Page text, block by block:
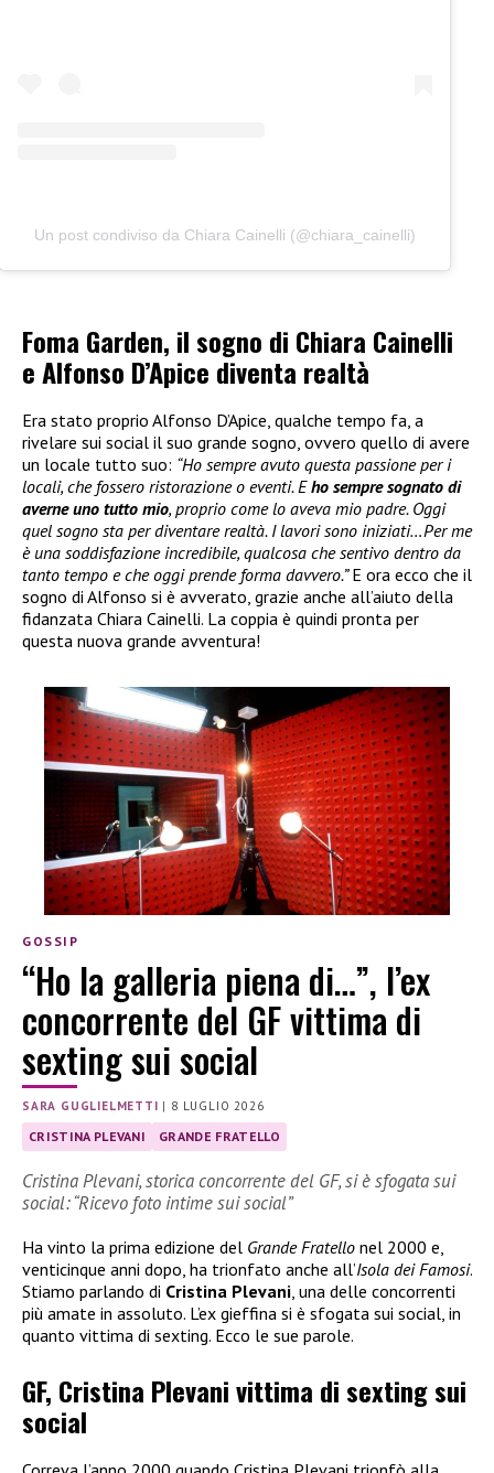
Un post condiviso da Chiara Cainelli (@chiara_cainelli)
Foma Garden, il sogno di Chiara Cainelli
e Alfonso D’Apice diventa realtà
Era stato proprio Alfonso D’Apice, qualche tempo fa, a
rivelare sui social il suo grande sogno, ovvero quello di avere
un locale tutto suo: “Ho sempre avuto questa passione per i
locali, che fossero ristorazione o eventi. Eho sempre sognato di
averne uno tutto mio, proprio come lo aveva mio padre. Oggi
quel sogno sta per diventare realtà. I lavori sono iniziati…Per me
è una soddisfazione incredibile, qualcosa che sentivo dentro da
tanto tempo e che oggi prende forma davvero.”E ora ecco che il
sogno di Alfonso si è avverato, grazie anche all’aiuto della
fidanzata Chiara Cainelli. La coppia è quindi pronta per
questa nuova grande avventura!
GOSSIP
“Ho la galleria piena di…”, l’ex
concorrente del GF vittima di
sexting sui social
SARA GUGLIELMETTI | 8 LUGLIO 2026
CRISTINA PLEVANI GRANDE FRATELLO
Cristina Plevani, storica concorrente del GF, si è sfogata sui
social: “Ricevo foto intime sui social”
Ha vinto la prima edizione del Grande Fratello nel 2000 e,
venticinque anni dopo, ha trionfato anche all’Isola dei Famosi.
Stiamo parlando di Cristina Plevani , una delle concorrenti
più amate in assoluto. L’ex gieffina si è sfogata sui social, in
quanto vittima di sexting. Ecco le sue parole.
GF, Cristina Plevani vittima di sexting sui
social